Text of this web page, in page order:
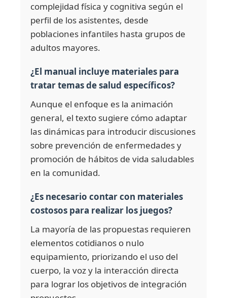
complejidad física y cognitiva según el
perfil de los asistentes, desde
poblaciones infantiles hasta grupos de
adultos mayores.
¿El manual incluye materiales para
tratar temas de salud específicos?
Aunque el enfoque es la animación
general, el texto sugiere cómo adaptar
las dinámicas para introducir discusiones
sobre prevención de enfermedades y
promoción de hábitos de vida saludables
en la comunidad.
¿Es necesario contar con materiales
costosos para realizar los juegos?
La mayoría de las propuestas requieren
elementos cotidianos o nulo
equipamiento, priorizando el uso del
cuerpo, la voz y la interacción directa
para lograr los objetivos de integración